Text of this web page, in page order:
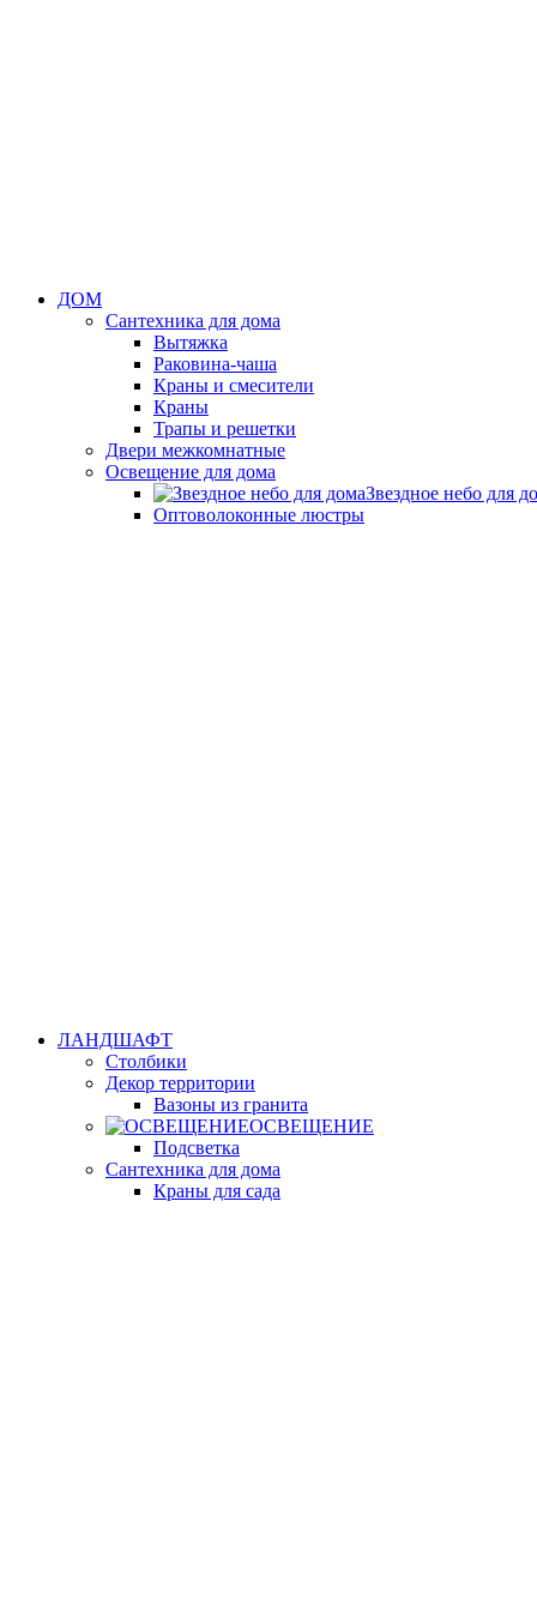
ДОМ
Сантехника для дома
Вытяжка
Раковина-чаша
Краны и смесители
Краны
Трапы и решетки
Двери межкомнатные
Освещение для дома
Звездное небо для
Оптоволоконные люстры
ЛАНДШАФТ
Столбики
Декор территории
Вазоны из гранита
ОСВЕЩЕНИЕ
Подсветка
Сантехника для дома
Краны для сада